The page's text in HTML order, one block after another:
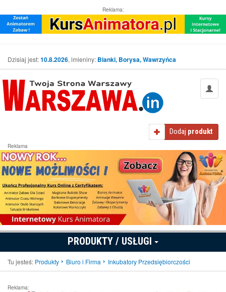
Reklama:
Dzisiaj jest:10.8.2026, imieniny: Bianki, Borysa, Wawrzyńca
Dodaj produkt
Reklama
PRODUKTY / USŁUGI
Tu jesteś: Produkty Biuro i Firma Inkubatory Przedsiębiorczości
Reklama: